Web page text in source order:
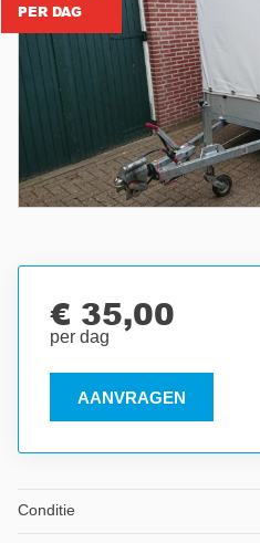
PER DAG
AANVRAGEN
€ 35,00
per dag
Conditie